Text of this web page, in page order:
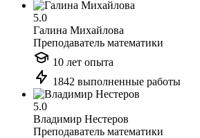
5.0
Галина Михайлова
Преподаватель математики
10 лет опыта
1842 выполненные работы
5.0
Владимир Нестеров
Преподаватель математики